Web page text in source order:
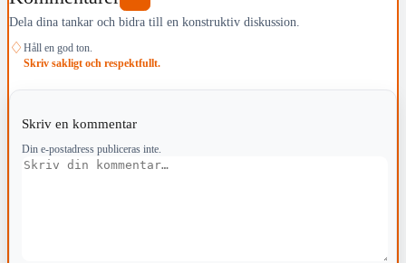
Dela dina tankar och bidra till en konstruktiv diskussion.
♢ Håll en god ton.
Skriv sakligt och respektfullt.
Skriv en kommentar
Din e-postadress publiceras inte.
Kommentar